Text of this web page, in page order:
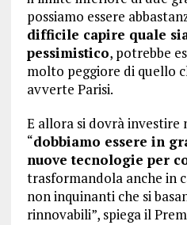
possiamo essere
difficile capire quale
pessimistico, potrebbe
molto peggiore di quello
avverte Parisi.
E allora si dovrà investire
“dobbiamo essere in
nuove tecnologie per
trasformandola anche in
non inquinanti che si
rinnovabili”, spiega il